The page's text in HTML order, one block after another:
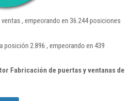
, empeorando en 36.244 posiciones
posición 2.896 , empeorando en 439
Fabricación de puertas y ventanas de